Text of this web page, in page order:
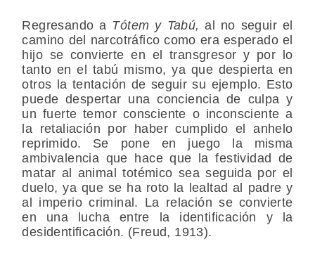
Regresando a Tótem y Tabú,al no seguir el
camino del narcotráfico como era esperado el
hijo se convierte en el transgresor y por lo
tanto en el tabú mismo, ya que despierta en
otros la tentación de seguir su ejemplo. Esto
puede despertar una conciencia de culpa y
un fuerte temor consciente o inconsciente a
la retaliación por haber cumplido el anhelo
reprimido. Se pone en juego la misma
ambivalencia que hace que la festividad de
matar al animal totémico sea seguida por el
duelo, ya que se ha roto la lealtad al padre y
al imperio criminal. La relación se convierte
en una lucha entre la identificación y la
desidentificación. (Freud, 1913).